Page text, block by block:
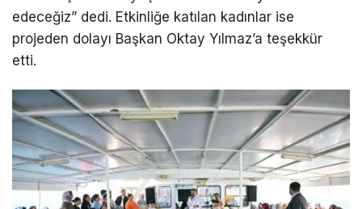
edeceğiz” dedi. Etkinliğe katılan kadınlar ise
projeden dolayı Başkan Oktay Yılmaz’a teşekkür
etti.